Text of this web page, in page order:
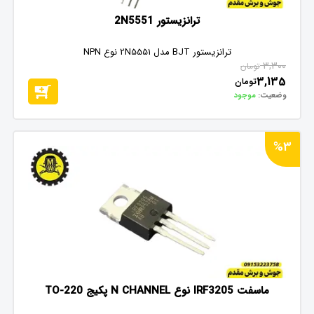
ترانزیستور 2N5551
ترانزیستور BJT مدل 2N5551 نوع NPN
3,300 تومان
3,135تومان
وضعیت: موجود
%3
ماسفت IRF3205 نوع N CHANNEL پکیج TO-220